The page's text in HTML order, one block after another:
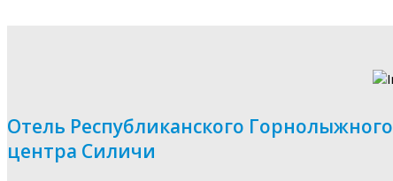
Отель Республиканского Горнолыжного
центра Силичи